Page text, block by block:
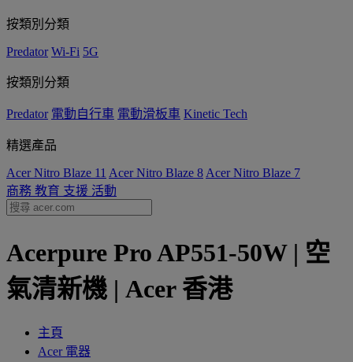
按類別分類
Predator Wi-Fi 5G
按類別分類
Predator 電動自行車 電動滑板車 Kinetic Tech
精選產品
Acer Nitro Blaze 11 Acer Nitro Blaze 8 Acer Nitro Blaze 7
商務 教育 支援 活動
Acerpure Pro AP551-50W | 空
氣清新機 | Acer 香港
主頁
Acer 電器